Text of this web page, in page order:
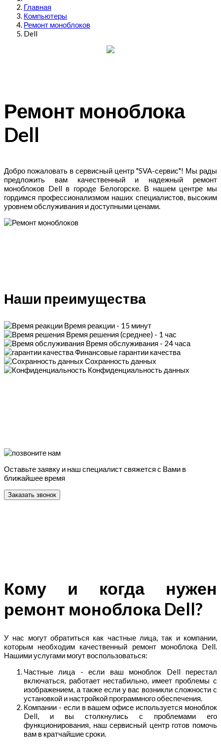
Главная
Компьютеры
Ремонт моноблоков
Dell
Ремонт моноблока
Dell
Добро пожаловать в сервисный центр "SVA-сервис"! Мы рады
предложить вам качественный и надежный ремонт
моноблоков Dell в городе Белогорске. В нашем центре мы
гордимся профессионализмом наших специалистов, высоким
уровнем обслуживания и доступными ценами.
Наши преимущества
Время реакции - 15 минут
Время решения (среднее) - 1 час
Время обслуживания - 24 часа
Финансовые гарантии качества
Сохранность данных
Конфиденциальность данных
Оставьте заявку и наш специалист свяжется с Вами в
ближайшее время
Заказать звонок
Кому и когда нужен
ремонт моноблока Dell?
У нас могут обратиться как частные лица, так и компании,
которым необходим качественный ремонт моноблока Dell.
Нашими услугами могут воспользоваться:
Частные лица - если ваш моноблок Dell перестал
включаться, работает нестабильно, имеет проблемы с
изображением, а также если у вас возникли сложности с
установкой и настройкой программного обеспечения.
Компании - если в вашем офисе используется моноблок
Dell, и вы столкнулись с проблемами его
функционирования, наш сервисный центр готов помочь
вам в кратчайшие сроки.